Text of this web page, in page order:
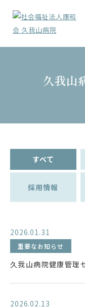
久我山
すべて
採用情報
2026.01.31
重要なお知らせ
久我山病院健康管理
2026.02.13